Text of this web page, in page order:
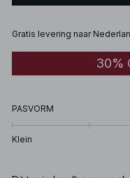
Gratis levering naar
30%
PASVORM
Klein